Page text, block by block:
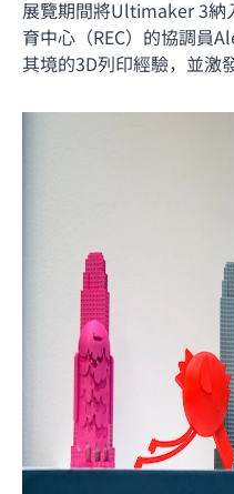
展覽期間將Ultimaker 3納
育中心（REC）的協調員
其境的3D列印經驗，並激